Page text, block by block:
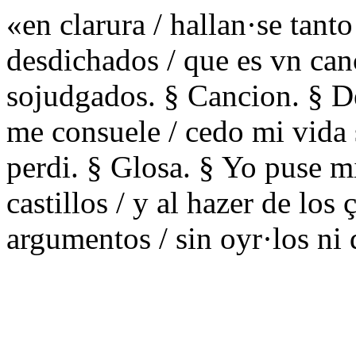
«en clarura / hallan·se
desdichados / que es vn
sojudgados. § Cancion. §
me consuele / cedo mi vida
perdi. § Glosa. § Yo puse
castillos / y al hazer de los
argumentos / sin oyr·los ni